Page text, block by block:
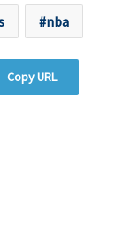
nba
Copy URL